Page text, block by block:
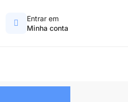
Entrar em
Minha conta